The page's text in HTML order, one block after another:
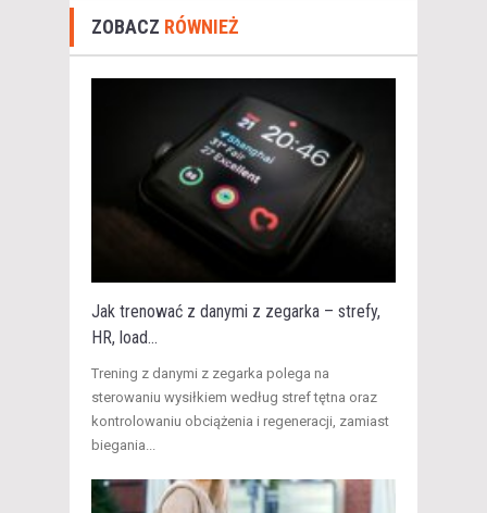
ZOBACZ RÓWNIEŻ
Jak trenować z danymi z zegarka – strefy,
HR, load...
​Trening z danymi z zegarka polega na
sterowaniu wysiłkiem według stref tętna oraz
kontrolowaniu obciążenia i regeneracji, zamiast
biegania...